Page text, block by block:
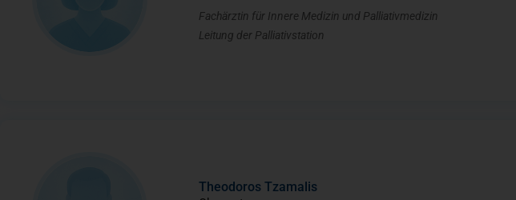
Fachärztin für Innere Medizin und Palliativmedizin
Leitung der Palliativstation
Theodoros Tzamalis